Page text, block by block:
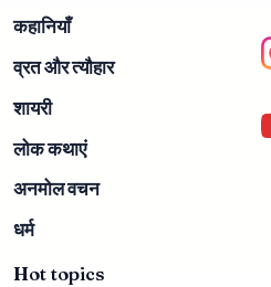
कहानियाँ
व्रत और त्यौहार
शायरी
लोक कथाएं
अनमोल वचन
धर्म
Hot topics